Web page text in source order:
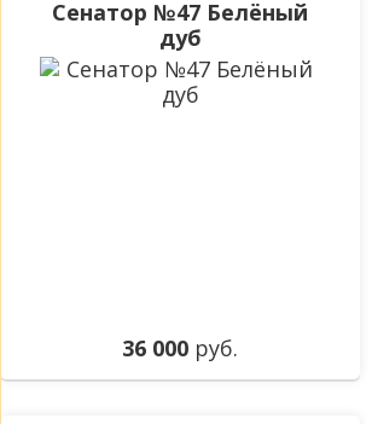
Сенатор №47 Белёный
дуб
36 000 руб.